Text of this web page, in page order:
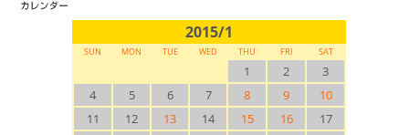
2015/1
SUN MON TUE WED THU FRI SAT
1 2
3
4
5 6 7 8 9
10
11
12 13 14 15 16
17